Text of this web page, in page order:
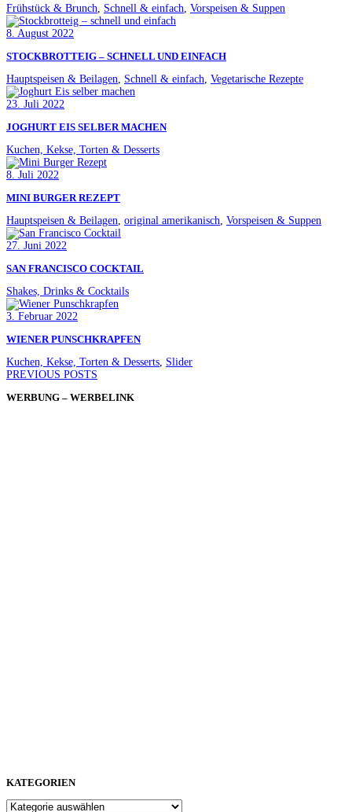
Frühstück & Brunch, Schnell & einfach, Vorspeisen & Suppen
8. August 2022
STOCKBROTTEIG – SCHNELL UND EINFACH
Hauptspeisen & Beilagen, Schnell & einfach, Vegetarische Rezepte
23. Juli 2022
JOGHURT EIS SELBER MACHEN
Kuchen, Kekse, Torten & Desserts
8. Juli 2022
MINI BURGER REZEPT
Hauptspeisen & Beilagen, original amerikanisch, Vorspeisen & Suppen
27. Juni 2022
SAN FRANCISCO COCKTAIL
Shakes, Drinks & Cocktails
3. Februar 2022
WIENER PUNSCHKRAPFEN
Kuchen, Kekse, Torten & Desserts, Slider
PREVIOUS POSTS
WERBUNG – WERBELINK
KATEGORIEN
Kategorien